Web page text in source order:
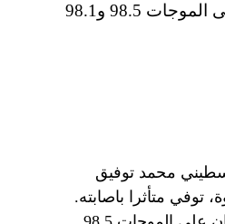
================== تابعوا أخبار الوكالة الوطنية للاعلام عبر أثير إذاعة لبنان على الموجات 98.5 و98.1
محمد توفيق
متأثرا باصابته.